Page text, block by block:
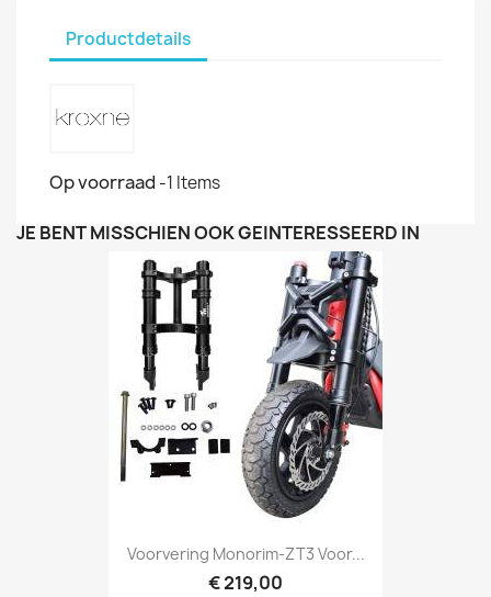
Productdetails
Op voorraad -1 Items
JE BENT MISSCHIEN OOK GEÏNTERESSEERD IN
Voorvering Monorim-ZT3 Voor...
€ 219,00